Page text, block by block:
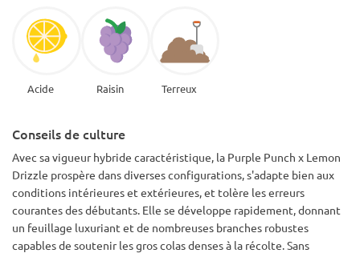
Acide Raisin Terreux
Conseils de culture
Avec sa vigueur hybride caractéristique, la Purple Punch x Lemon
Drizzle prospère dans diverses configurations, s'adapte bien aux
conditions intérieures et extérieures, et tolère les erreurs
courantes des débutants. Elle se développe rapidement, donnant
un feuillage luxuriant et de nombreuses branches robustes
capables de soutenir les gros colas denses à la récolte. Sans